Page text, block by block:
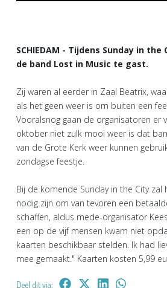
SCHIEDAM - Tijdens Sunday in
de band Lost in Music te gast.
Zij waren al eerder in Zaal Beatrix,
als het geen weer is om buiten een
Vooralsnog gaan de organisatoren er
oktober niet zulk mooi weer is dat
van de Grote Kerk weer kunnen
zondagse feestje.
Bij de komende Sunday in the City
nodig zijn om van tevoren een
schaffen, aldus mede-organisator
een op de vijf mensen kwam niet
kaarten beschikbaar stelden. Ik had
mee gemaakt." Kaarten kosten 5,99
Deel dit via: